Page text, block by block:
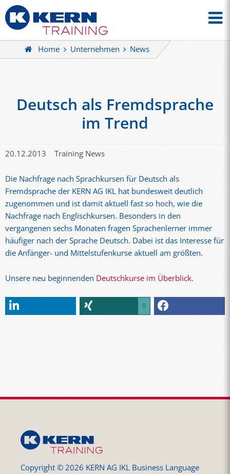
Home Unternehmen News
Deutsch als Fremdsprache
im Trend
20.12.2013 Training News
Die Nachfrage nach Sprachkursen für Deutsch als
Fremdsprache der KERN AG IKL hat bundesweit deutlich
zugenommen und ist damit aktuell fast so hoch, wie die
Nachfrage nach Englischkursen. Besonders in den
vergangenen sechs Monaten fragen Sprachenlerner immer
häufiger nach der Sprache Deutsch. Dabei ist das Interesse für
die Anfänger- und Mittelstufenkurse aktuell am größten.
Unsere neu beginnenden Deutschkurse im Überblick.
0
Copyright © 2026 KERN AG IKL Business Language